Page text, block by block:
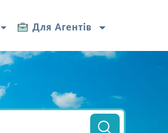
Для Агентів